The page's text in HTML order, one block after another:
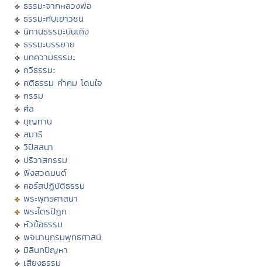
ธรรมะจากหลวงพ่อ
ธรรมะกับเยาวชน
นิทานธรรมะบันเทิง
ธรรมะบรรยาย
บทความธรรมะ
กวีธรรมะ
คติธรรม คำคม โดนใจ
กรรม
ศีล
บุญทาน
สมาธิ
วิปัสสนา
ปริวาสกรรม
ฟังสวดมนต์
คอร์สปฏิบัติธรรม
พระพุทธศาสนา
พระไตรปิฏก
หัวข้อธรรม
พจนานุกรมพุทธศาสน์
มิลินทปัญหา
เสียงธรรม